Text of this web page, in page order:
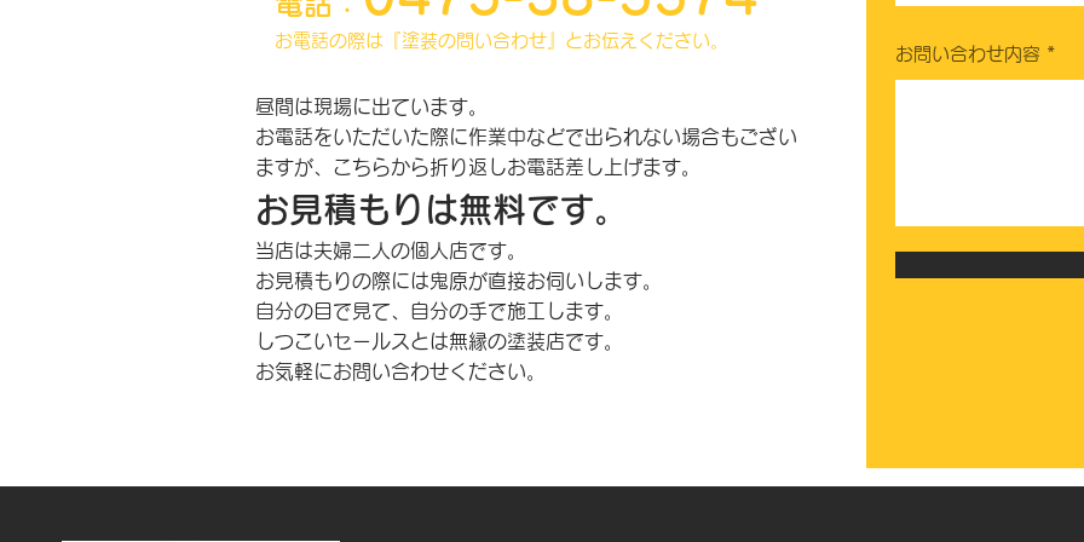
お電話の際は『塗装の問い合わせ』とお伝えください。
昼間は現場に出ています。
お電話をいただいた際に作業中などで出られない場合もござい
ますが、 こちらから折り返しお電話差し上げます。
お見積もりは無料です。
当店は夫婦二人の個人店です。
お見積もりの際には鬼原が直接お伺いします。
自分の目で見て、自分の手で施工します。
しつこいセールスとは無縁の塗装店です。
お気軽にお問い合わせください。
お問い合わせ内容